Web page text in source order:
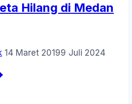
Hilang di Medan
14 Maret 20199 Juli 2024